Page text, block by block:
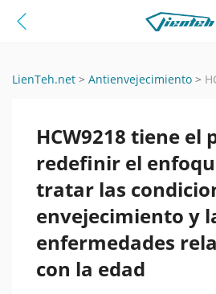
LienTeh.net > Antienvejecimiento >
HCW9218 tiene el
redefinir el
tratar las
envejecimiento y
enfermedades
con la edad